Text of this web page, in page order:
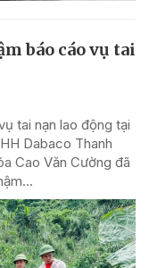
báo cáo vụ tai
tai nạn lao động tại
Dabaco Thanh
Cao Văn Cường đã